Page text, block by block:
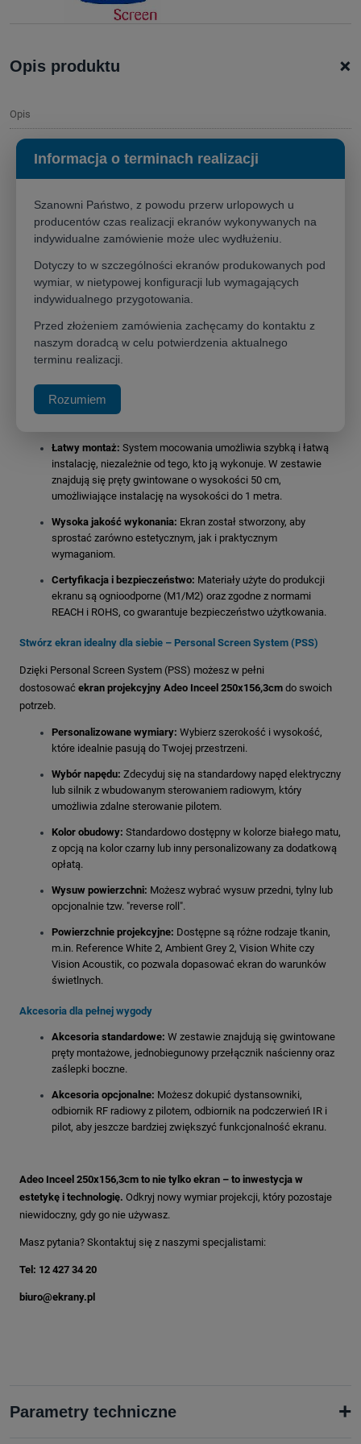
Opis produktu +
Opis
EkranAdeo INCEEL250x156,3 (16:10)- niewidoczna elegancja w
Twoim wnętrzu
Stwórz idealne warunki do projekcji bez zakłócania estetyki Twojego
wnętrza.Ekran projekcyjny Adeo Inceel 250x156,3cmto kwintesencja
dyskretnej elegancji i funkcjonalności, zaprojektowana, by zintegrować
się z podwieszanym sufitem. Dzięki innowacyjnemu systemowi
montażu tenekran do zabudowystaje się niewidoczny, gdy nie jest
używany, co pozwala zachować czystą i minimalistyczną przestrzeń w
Kluczowe cechy Adeo Inceel 250x156,3 (16:10)
ukrycie ekranu w podwieszanym suficie, a dzięki dwóm
zaślepkom na końcach obudowy, cały mechanizm pozostaje
Łatwy montaż: System mocowania umożliwia szybką i łatwą
instalację, niezależnie od tego, kto ją wykonuje. W zestawie
znajdują się pręty gwintowane o wysokości 50 cm,
umożliwiające instalację na wysokości do 1 metra.
Wysoka jakość wykonania: Ekran został stworzony, aby
sprostać zarówno estetycznym, jak i praktycznym
wymaganiom.
Certyfikacja i bezpieczeństwo: Materiały użyte do produkcji
ekranu są ognioodporne (M1/M2) oraz zgodne z normami
REACH i ROHS, co gwarantuje bezpieczeństwo użytkowania.
Stwórz ekran idealny dla siebie – Personal Screen System (PSS)
Dzięki Personal Screen System (PSS) możesz w pełni
dostosować ekran projekcyjny Adeo Inceel 250x156,3cm do swoich
potrzeb.
Personalizowane wymiary: Wybierz szerokość i wysokość,
które idealnie pasują do Twojej przestrzeni.
Wybór napędu: Zdecyduj się na standardowy napęd elektryczny
lub silnik z wbudowanym sterowaniem radiowym, który
umożliwia zdalne sterowanie pilotem.
Kolor obudowy: Standardowo dostępny w kolorze białego matu,
z opcją na kolor czarny lub inny personalizowany za dodatkową
opłatą.
Wysuw powierzchni: Możesz wybrać wysuw przedni, tylny lub
opcjonalnie tzw. "reverse roll".
Powierzchnie projekcyjne: Dostępne są różne rodzaje tkanin,
m.in. Reference White 2, Ambient Grey 2, Vision White czy
Vision Acoustik, co pozwala dopasować ekran do warunków
świetlnych.
Akcesoria dla pełnej wygody
Akcesoria standardowe: W zestawie znajdują się gwintowane
pręty montażowe, jednobiegunowy przełącznik naścienny oraz
zaślepki boczne.
Akcesoria opcjonalne: Możesz dokupić dystansowniki,
odbiornik RF radiowy z pilotem, odbiornik na podczerwień IR i
pilot, aby jeszcze bardziej zwiększyć funkcjonalność ekranu.
Adeo Inceel 250x156,3cm to nie tylko ekran – to inwestycja w
estetykę i technologię. Odkryj nowy wymiar projekcji, który pozostaje
niewidoczny, gdy go nie używasz.
Masz pytania? Skontaktuj się z naszymi specjalistami:
Tel: 12 427 34 20
biuro@ekrany.pl
Parametry techniczne +
Informacja o terminach realizacji
Szanowni Państwo, z powodu przerw urlopowych u
producentów czas realizacji ekranów wykonywanych na
indywidualne zamówienie może ulec wydłużeniu.
Dotyczy to w szczególności ekranów produkowanych pod
wymiar, w nietypowej konfiguracji lub wymagających
indywidualnego przygotowania.
Przed złożeniem zamówienia zachęcamy do kontaktu z
naszym doradcą w celu potwierdzenia aktualnego
terminu realizacji.
Rozumiem